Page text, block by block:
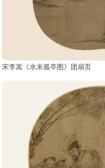
宋李嵩《水末孤亭图》团扇页